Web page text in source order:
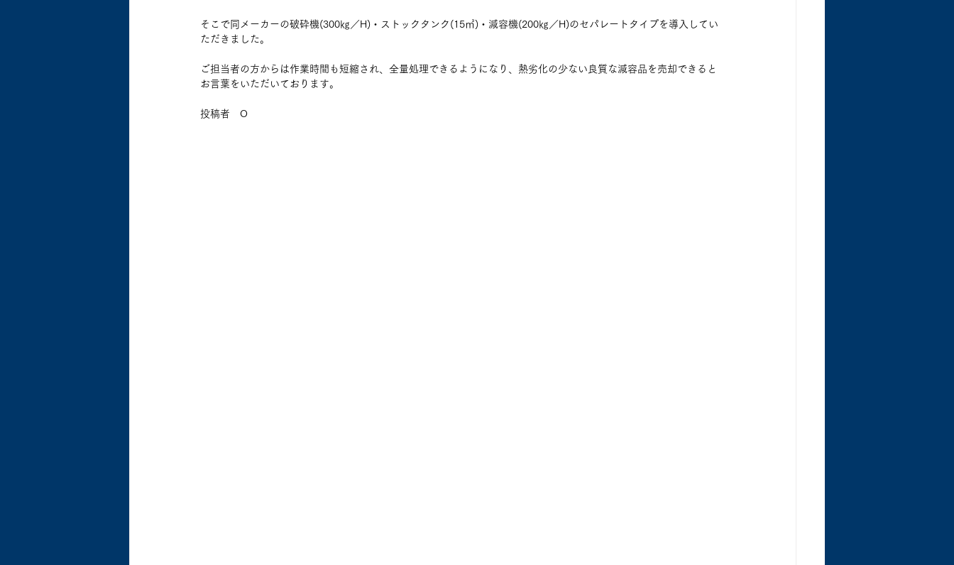
そこで同メーカーの破砕機(300㎏／H)・ストックタンク(15㎥)・減容機(200㎏／H)のセパレートタイプを導入してい
ただきました。
ご担当者の方からは作業時間も短縮され、全量処理できるようになり、熱劣化の少ない良質な減容品を売却できると
お言葉をいただいております。
投稿者　O